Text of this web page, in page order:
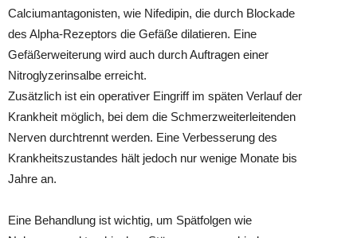
Calciumantagonisten, wie Nifedipin, die durch Blockade
des Alpha-Rezeptors die Gefäße dilatieren. Eine
Gefäßerweiterung wird auch durch Auftragen einer
Nitroglyzerinsalbe erreicht.
Zusätzlich ist ein operativer Eingriff im späten Verlauf der
Krankheit möglich, bei dem die Schmerzweiterleitenden
Nerven durchtrennt werden. Eine Verbesserung des
Krankheitszustandes hält jedoch nur wenige Monate bis
Jahre an.
Eine Behandlung ist wichtig, um Spätfolgen wie